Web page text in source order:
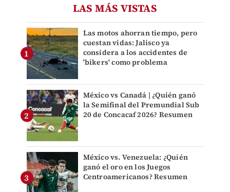
LAS MÁS VISTAS
Las motos ahorran tiempo, pero
cuestan vidas: Jalisco ya
considera a los accidentes de
'bikers' como problema
México vs Canadá | ¿Quién ganó
la Semifinal del Premundial Sub
20 de Concacaf 2026? Resumen
México vs. Venezuela: ¿Quién
ganó el oro en los Juegos
Centroamericanos? Resumen